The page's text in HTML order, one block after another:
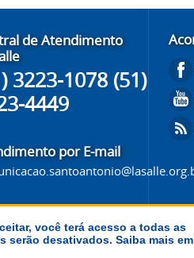
você terá acesso a todas as
desativados. Saiba mais
de Atendimento
3223-1078 (51)
4449
por E-mail